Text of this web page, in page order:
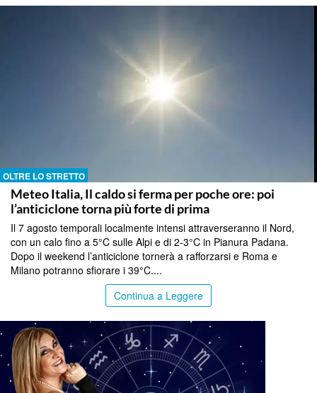
OLTRE LO STRETTO
Meteo Italia, Il caldo si ferma per poche ore: poi
l’anticiclone torna più forte di prima
Il 7 agosto temporali localmente intensi attraverseranno il Nord,
con un calo fino a 5°C sulle Alpi e di 2-3°C in Pianura Padana.
Dopo il weekend l’anticiclone tornerà a rafforzarsi e Roma e
Milano potranno sfiorare i 39°C....
Continua a Leggere